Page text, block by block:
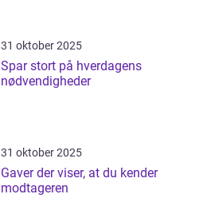
31 oktober 2025
Spar stort på hverdagens
nødvendigheder
31 oktober 2025
Gaver der viser, at du kender
modtageren